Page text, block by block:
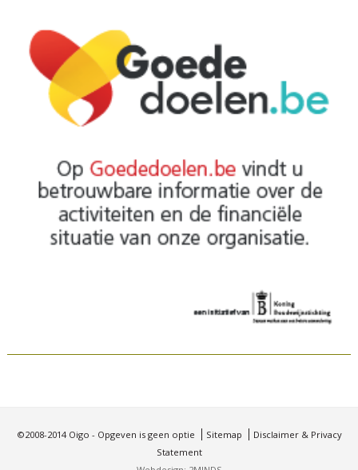
©2008-2014 Oigo - Opgeven is geen optie Sitemap
Disclaimer & Privacy
Statement